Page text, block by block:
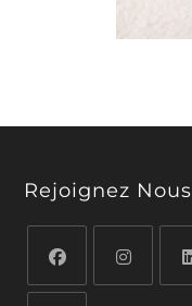
Rejoignez Nous